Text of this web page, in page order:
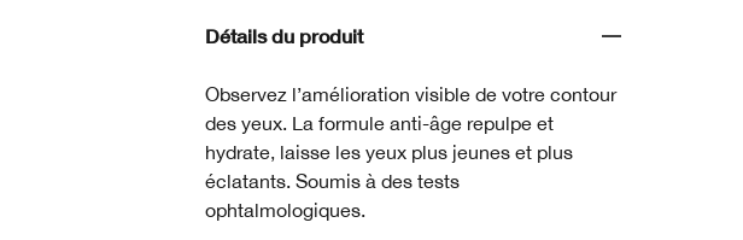
Détails du produit
Observez l’amélioration visible de votre contour
des yeux. La formule anti-âge repulpe et
hydrate, laisse les yeux plus jeunes et plus
éclatants. Soumis à des tests
ophtalmologiques.